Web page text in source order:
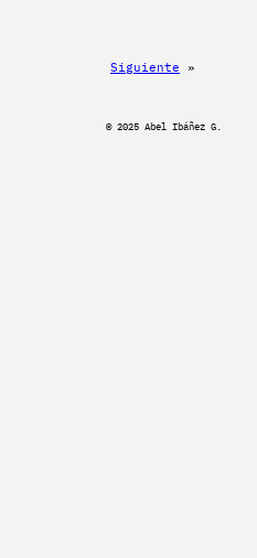
Siguiente »
© 2025 Abel Ibáñez G.